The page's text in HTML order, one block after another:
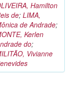
Hamilton
de; LIMA,
de Andrade;
Kerlen
do;
Vivianne